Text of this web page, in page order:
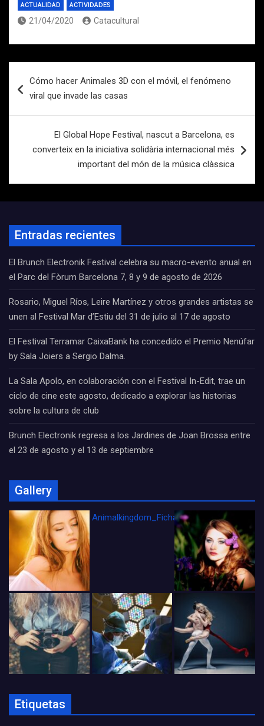
ACTUALIDAD ACTIVIDADES
21/04/2020 Catacultural
de
Cómo hacer Animales 3D con el móvil, el fenómeno
viral que invade las casas
El Global Hope Festival, nascut a Barcelona, es
converteix en la iniciativa solidària internacional més
important del món de la música clàssica
Entradas recientes
El Brunch Electronik Festival celebra su macro-evento anual en
el Parc del Fòrum Barcelona 7, 8 y 9 de agosto de 2026
Rosario, Miguel Ríos, Leire Martínez y otros grandes artistas se
unen al Festival Mar d’Estiu del 31 de julio al 17 de agosto
El Festival Terramar CaixaBank ha concedido el Premio Nenúfar
by Sala Joiers a Sergio Dalma.
La Sala Apolo, en colaboración con el Festival In-Edit, trae un
ciclo de cine este agosto, dedicado a explorar las historias
sobre la cultura de club
Brunch Electronik regresa a los Jardines de Joan Brossa entre
el 23 de agosto y el 13 de septiembre
Gallery
Animalkingdom_FichaCine
Etiquetas